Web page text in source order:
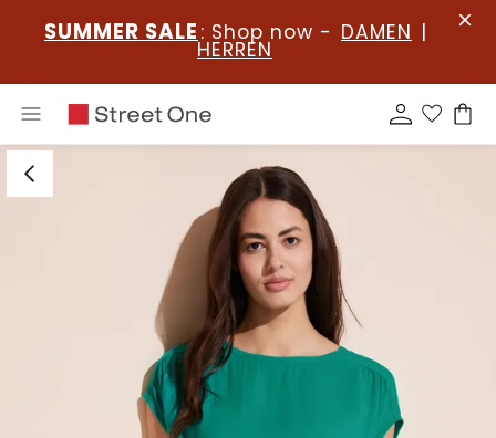
SUMMER SALE : Shop now - DAMEN |
HERREN